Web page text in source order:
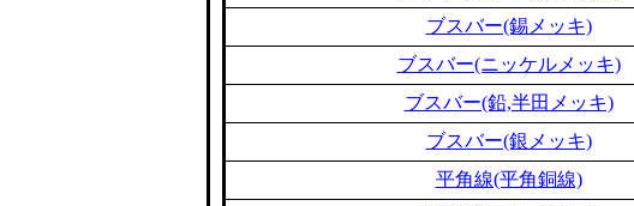
ブスバー(錫メッキ)
ブスバー(ニッケルメッキ)
ブスバー(鉛,半田メッキ)
ブスバー(銀メッキ)
平角線(平角銅線)